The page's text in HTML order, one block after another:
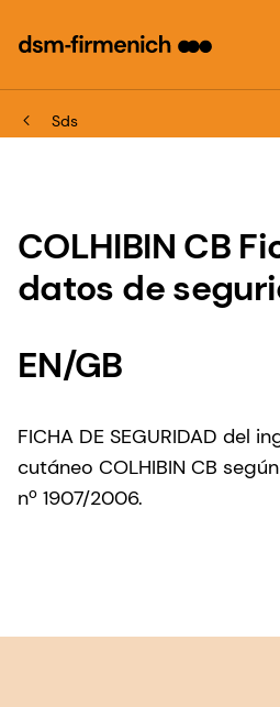
Sds
COLHIBIN CB
datos de
EN/GB
FICHA DE SEGURIDAD del
cutáneo COLHIBIN CB
nº 1907/2006.